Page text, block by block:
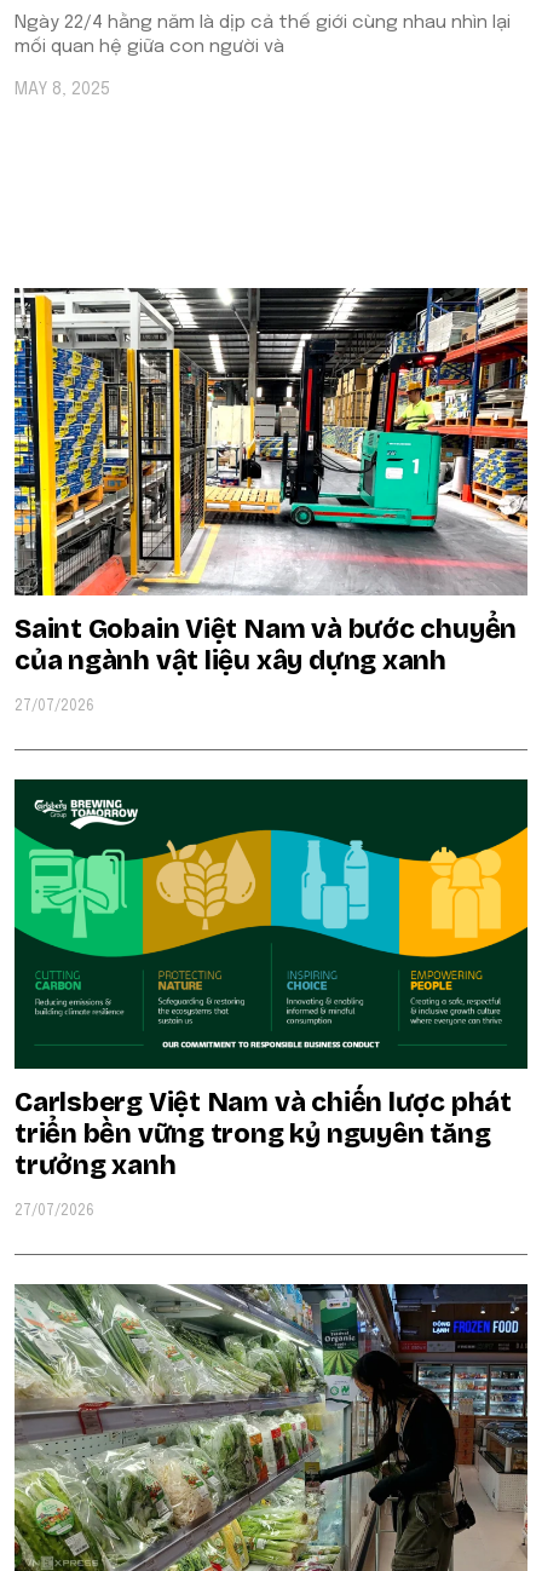
Ngày 22/4 hằng năm là dịp cả thế giới cùng nhau nhìn lại
mối quan hệ giữa con người và
MAY 8, 2025
Saint Gobain Việt Nam và bước chuyển
của ngành vật liệu xây dựng xanh
27/07/2026
Carlsberg Việt Nam và chiến lược phát
triển bền vững trong kỷ nguyên tăng
trưởng xanh
27/07/2026